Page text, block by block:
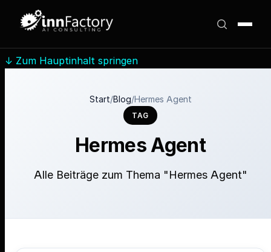
↓ Zum Hauptinhalt springen
Start/Blog/Hermes Agent
TAG
Hermes Agent
Alle Beiträge zum Thema "Hermes Agent"